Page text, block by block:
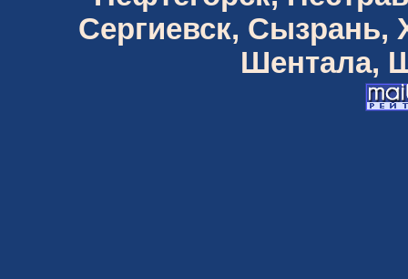
Сергиевск,
Шентала,